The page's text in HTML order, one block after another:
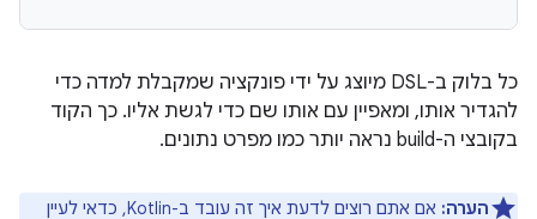
כל בלוק ב-DSL מיוצג על ידי פונקציה שמקבלת למדה כדי
להגדיר אותו, ומאפיין עם אותו שם כדי לגשת אליו. כך הקוד
בקובצי ה-build נראה יותר כמו מפרט נתונים.
הערה:
אם אתם רוצים לדעת איך זה עובד ב-Kotlin, כדאי לעיין